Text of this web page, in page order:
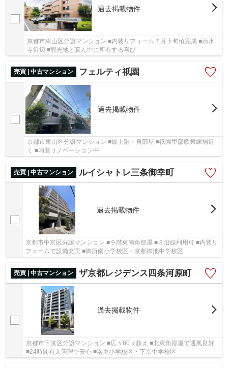
過去掲載物件
京都市東山区分譲マンション ■内装リフォーム７月下旬頃完成 ■清水
寺近辺 ■観光地ど真ん中に所有する喜び
売買 | 中古マンション フェルティ祇園
過去掲載物件
京都市東山区分譲マンション ■最上階・角部屋 ■祇園甲部歌舞練場近
く ■内装リノベーション中
売買 | 中古マンション ルイシャトレ三条御幸町
過去掲載物件
京都市中京区分譲マンション ■９階東南角部屋 ■３沿線利用可 ■内装リ
フォームで設備充実 ■御所南小学校区・京都御池中学校区
売買 | 中古マンション ザ京都レジデンス四条河原町
過去掲載物件
京都市下京区分譲マンション ■広々80㎡超え ■北東角部屋で通風良好
■24時間有人管理で安心 ■洛央小学校区・下京中学校区